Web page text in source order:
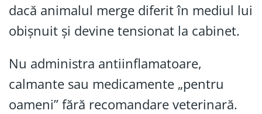
dacă animalul merge diferit în mediul lui
obișnuit și devine tensionat la cabinet.
Nu administra antiinflamatoare,
calmante sau medicamente „pentru
oameni” fără recomandare veterinară.